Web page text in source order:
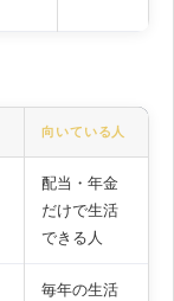
向いている人
配当・年金
だけで生活
できる人
毎年の生活